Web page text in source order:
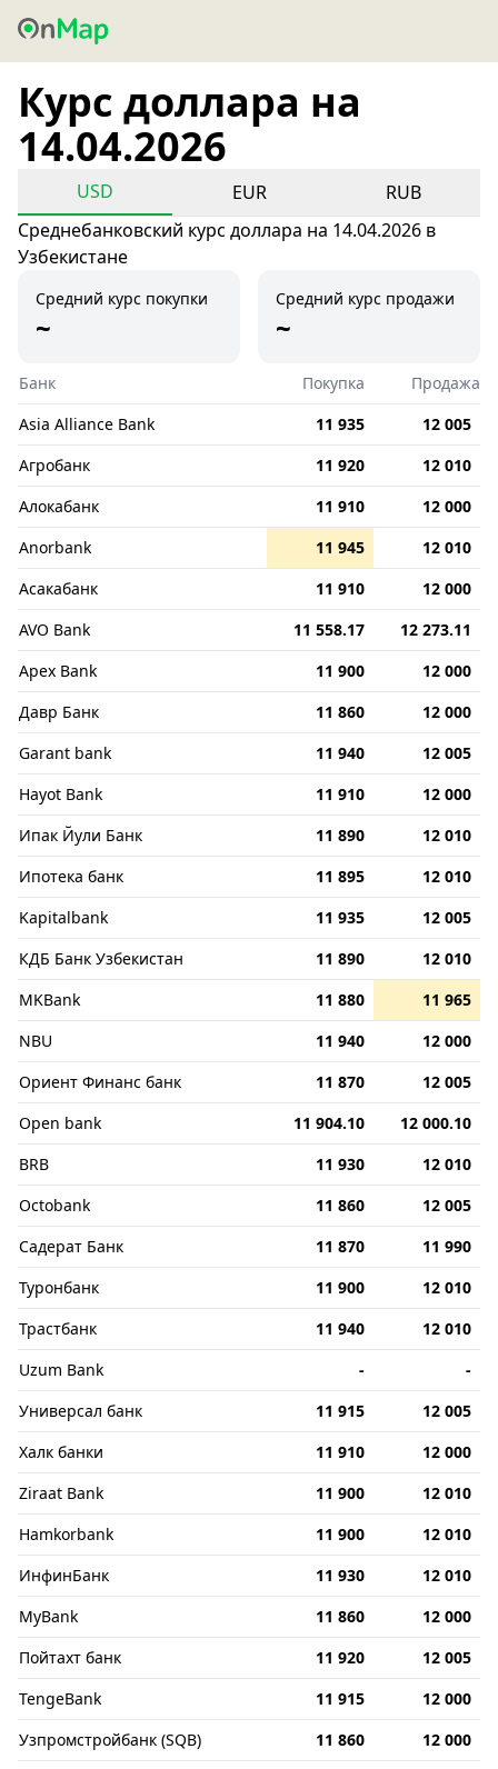
Курс доллара на
14.04.2026
USD EUR
RUB
Среднебанковский курс доллара на 14.04.2026 в
Узбекистане
Средний курс покупки
~
Средний курс продажи
~
Банк Покупка
Продажа
Asia Alliance Bank
11 935
12 005
Агробанк
11 920
12 010
Алокабанк
11 910
12 000
Anorbank
11 945
12 010
Асакабанк
11 910
12 000
AVO Bank
11 558.17
12 273.11
Apex Bank
11 900
12 000
Давр Банк
11 860
12 000
Garant bank
11 940
12 005
Hayot Bank
11 910
12 000
Ипак Йули Банк
11 890
12 010
Ипотека банк
11 895
12 010
Kapitalbank
11 935
12 005
КДБ Банк Узбекистан
11 890
12 010
MKBank
11 880
11 965
NBU
11 940
12 000
Ориент Финанс банк
11 870
12 005
Open bank
11 904.10
12 000.10
BRB
11 930
12 010
Octobank
11 860
12 005
Садерат Банк
11 870
11 990
Туронбанк
11 900
12 010
Трастбанк
11 940
12 010
Uzum Bank
-
-
Универсал банк
11 915
12 005
Халк банки
11 910
12 000
Ziraat Bank
11 900
12 010
Hamkorbank
11 900
12 010
ИнфинБанк
11 930
12 010
MyBank
11 860
12 000
Пойтахт банк
11 920
12 005
TengeBank
11 915
12 000
Узпромстройбанк (SQB)
11 860
12 000